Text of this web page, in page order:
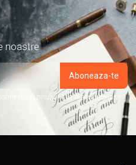
noastre
magazinului. Afla mai multe in